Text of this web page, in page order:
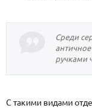
Среди
ручками
С такими видами